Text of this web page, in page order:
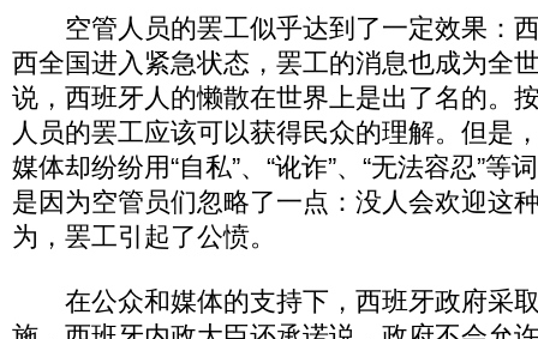
空管人员的罢工似乎达到了一定效果：
西全国进入紧急状态，罢工的消息也成为全
说，西班牙人的懒散在世界上是出了名的。
人员的罢工应该可以获得民众的理解。但是
媒体却纷纷用“自私”、“讹诈”、“无法容忍”等
是因为空管员们忽略了一点：没人会欢迎这
为，罢工引起了公愤。
在公众和媒体的支持下，西班牙政府采